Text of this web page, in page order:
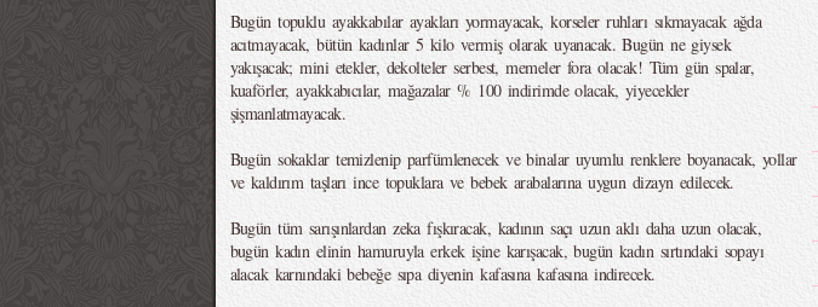
Bugün topuklu ayakkabılar ayakları yormayacak, korseler ruhları sıkmayacak ağda
acıtmayacak, bütün kadınlar 5 kilo vermiş olarak uyanacak. Bugün ne giysek
yakışacak; mini etekler, dekolteler serbest, memeler fora olacak! Tüm gün spalar,
kuaförler, ayakkabıcılar, mağazalar % 100 indirimde olacak, yiyecekler
şişmanlatmayacak.
Bugün sokaklar temizlenip parfümlenecek ve binalar uyumlu renklere boyanacak, yollar
ve kaldırım taşları ince topuklara ve bebek arabalarına uygun dizayn edilecek.
Bugün tüm sarışınlardan zeka fışkıracak, kadının saçı uzun aklı daha uzun olacak,
bugün kadın elinin hamuruyla erkek işine karışacak, bugün kadın sırtındaki sopayı
alacak karnındaki bebeğe sıpa diyenin kafasına kafasına indirecek.